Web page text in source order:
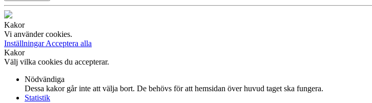
Kakor
Vi använder cookies.
InställningarAcceptera alla
Kakor
Välj vilka cookies du accepterar.
Nödvändiga
Dessa kakor går inte att välja bort. De behövs för att hemsidan över huvud taget ska fungera.
Statistik